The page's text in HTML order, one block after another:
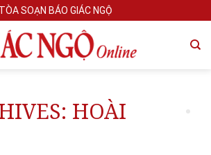
TÒA SOẠN BÁO GIÁC NGỘ
HOÀI